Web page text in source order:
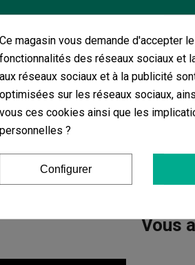
Tonnes de Trimpro :
cm.
Vous
Ce magasin vous demande d'accepter
fonctionnalités des réseaux sociaux et
aux réseaux sociaux et à la publicité
optimisées sur les réseaux sociaux,
vous ces cookies ainsi que les
personnelles ?
Configurer